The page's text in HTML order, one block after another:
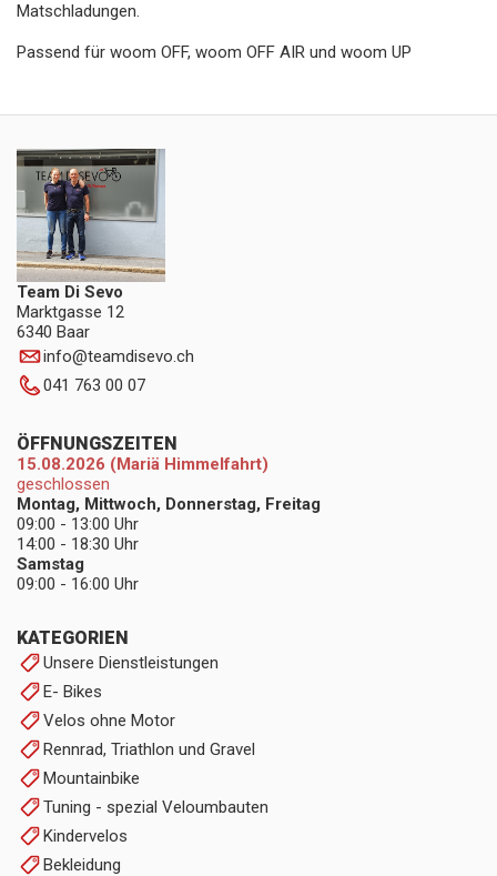
Matschladungen.
Passend für woom OFF, woom OFF AIR und woom UP
Team Di Sevo
Marktgasse 12
6340 Baar
info@teamdisevo.ch
041 763 00 07
KATEGORIEN
Unsere Dienstleistungen
E- Bikes
Velos ohne Motor
Rennrad, Triathlon und Gravel
Mountainbike
Tuning - spezial Veloumbauten
Kindervelos
Bekleidung
ÖFFNUNGSZEITEN
15.08.2026 (Mariä Himmelfahrt)
geschlossen
Montag, Mittwoch, Donnerstag, Freitag
09:00 - 13:00 Uhr
14:00 - 18:30 Uhr
Samstag
09:00 - 16:00 Uhr